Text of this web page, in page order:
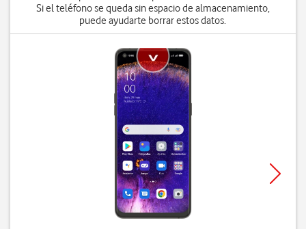
Si el teléfono se queda sin espacio de almacenamiento,
puede ayudarte borrar estos datos.